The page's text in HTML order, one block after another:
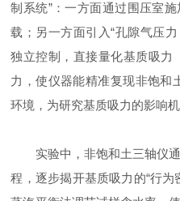
制系统”：一方面通过围压室
载；另一方面引入“孔隙气压力
独立控制，直接量化基质吸力
力，使仪器能精准复现非饱和
环境，为研究基质吸力的影响机
实验中，非饱和土三轴仪通
程，逐步揭开基质吸力的“行